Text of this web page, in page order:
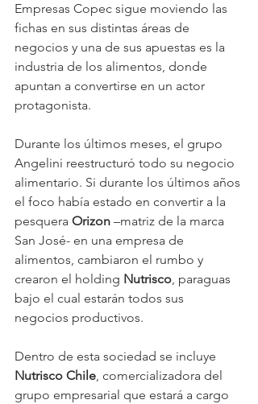
Empresas Copec sigue moviendo las
fichas en sus distintas áreas de
negocios y una de sus apuestas es la
industria de los alimentos, donde
apuntan a convertirse en un actor
protagonista.
Durante los últimos meses, el grupo
Angelini reestructuró todo su negocio
alimentario. Si durante los últimos años
el foco había estado en convertir a la
pesquera Orizon –matriz de la marca
San José- en una empresa de
alimentos, cambiaron el rumbo y
crearon el holding Nutrisco, paraguas
bajo el cual estarán todos sus
negocios productivos.
Dentro de esta sociedad se incluye
Nutrisco Chile, comercializadora del
grupo empresarial que estará a cargo